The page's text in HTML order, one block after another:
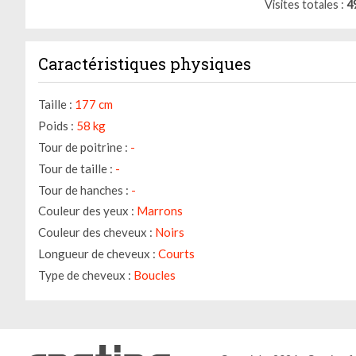
Visites totales
Caractéristiques physiques
Taille : 177 cm
Poids : 58 kg
Tour de poitrine : -
Tour de taille : -
Tour de hanches : -
Couleur des yeux : Marrons
Couleur des cheveux : Noirs
Longueur de cheveux : Courts
Type de cheveux : Boucles